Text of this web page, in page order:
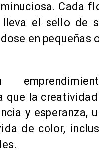
Cada
el sello de
en pequeñas
que la
y esperanza,
de color,